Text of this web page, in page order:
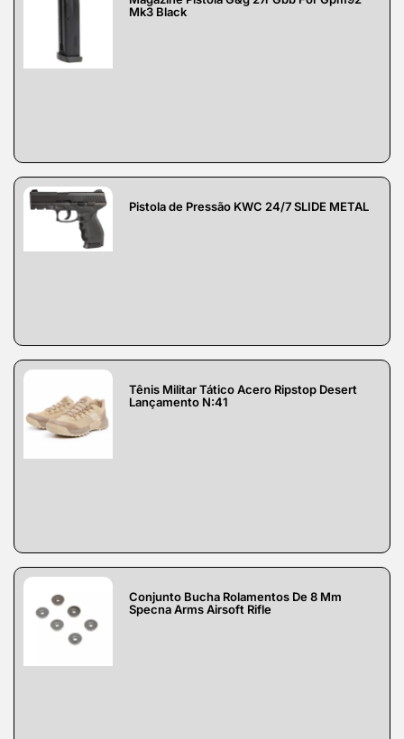
Mk3 Black
Pistola de Pressão KWC 24/7 SLIDE METAL
Tênis Militar Tático Acero Ripstop Desert
Lançamento N:41
Conjunto Bucha Rolamentos De 8 Mm
Specna Arms Airsoft Rifle